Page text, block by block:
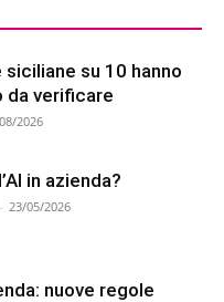
su 10 hanno
da verificare
2026
in azienda?
- 23/05/2026
nuove regole